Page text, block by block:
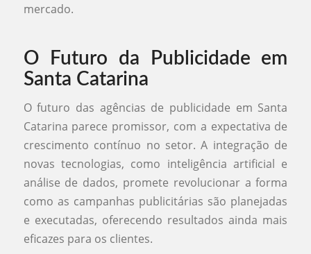
mercado.
O Futuro da Publicidade em
Santa Catarina
O futuro das agências de publicidade em Santa
Catarina parece promissor, com a expectativa de
crescimento contínuo no setor. A integração de
novas tecnologias, como inteligência artificial e
análise de dados, promete revolucionar a forma
como as campanhas publicitárias são planejadas
e executadas, oferecendo resultados ainda mais
eficazes para os clientes.